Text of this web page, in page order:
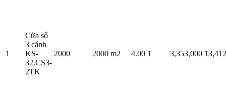
1
Cửa sổ
3 cánh
KS-
32.CS3-
2TK
2000 2000 m2 4.00 1 3,353,000